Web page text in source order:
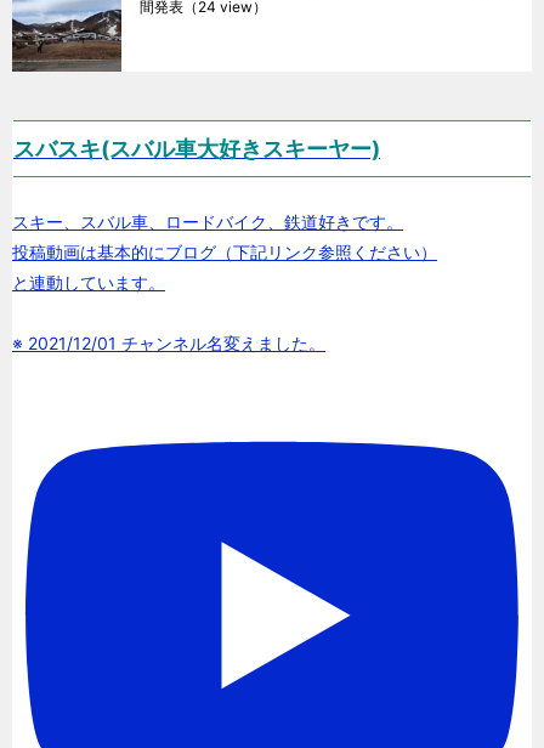
間発表 （24 view）
スバスキ(スバル車大好きスキーヤー)
スキー、スバル車、ロードバイク、鉄道好きです。
投稿動画は基本的にブログ（下記リンク参照ください）
と連動しています。
※ 2021/12/01 チャンネル名変えました。